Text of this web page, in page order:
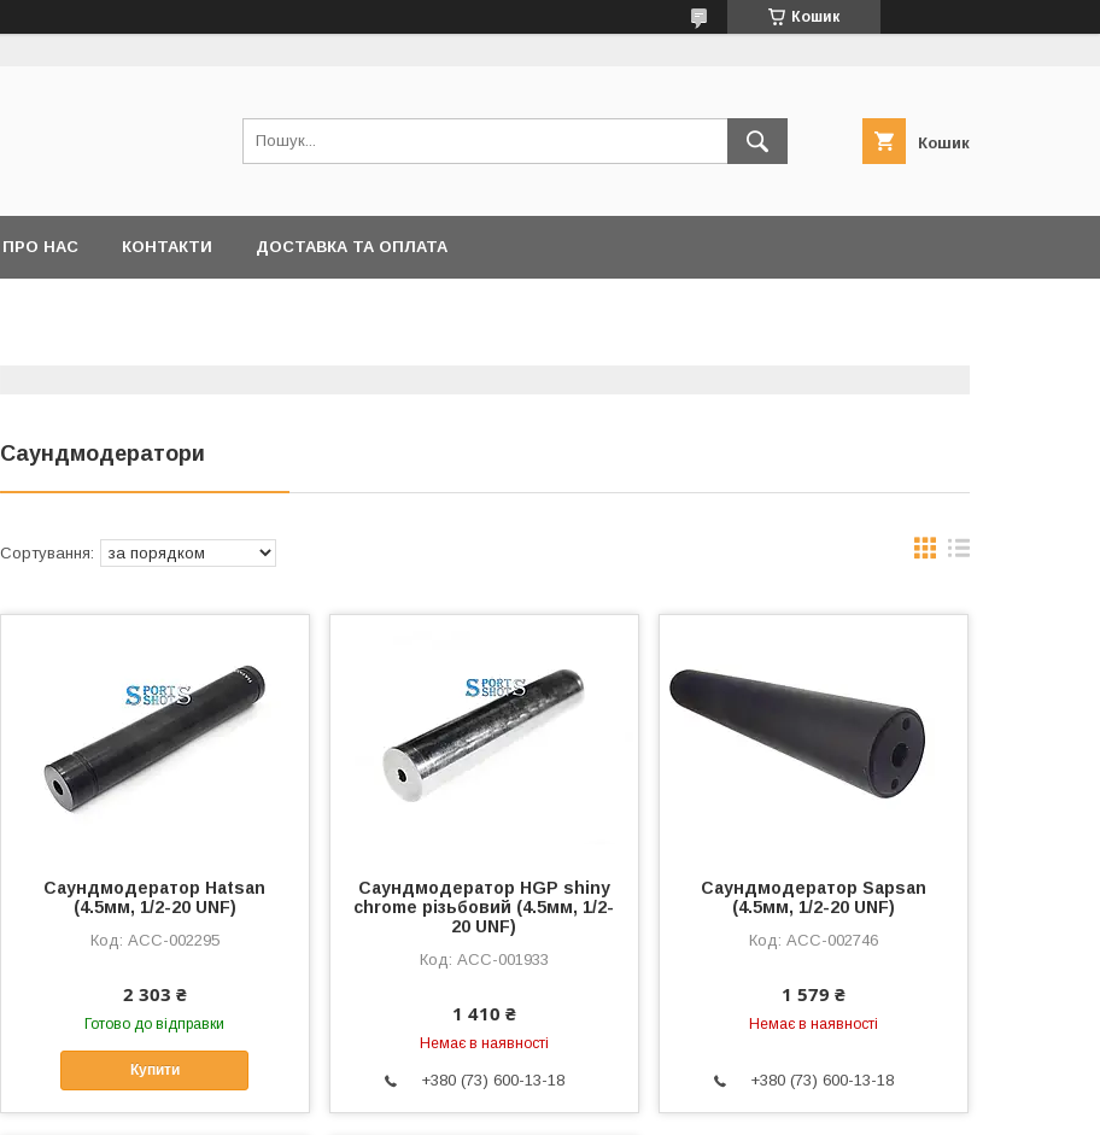
Кошик
Кошик
ПРО НАС КОНТАКТИ ДОСТАВКА ТА ОПЛАТА
Саундмодератори
Саундмодератор Hatsan
(4.5мм, 1/2-20 UNF)
ACC-002295
2 303 ₴
Готово до відправки
Купити
Саундмодератор HGP shiny
chrome різьбовий (4.5мм, 1/2-
20 UNF)
ACC-001933
1 410 ₴
Немає в наявності
+380 (73) 600-13-18
Саундмодератор Sapsan
(4.5мм, 1/2-20 UNF)
ACC-002746
1 579 ₴
Немає в наявності
+380 (73) 600-13-18